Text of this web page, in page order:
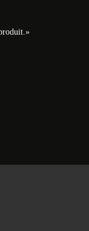
»